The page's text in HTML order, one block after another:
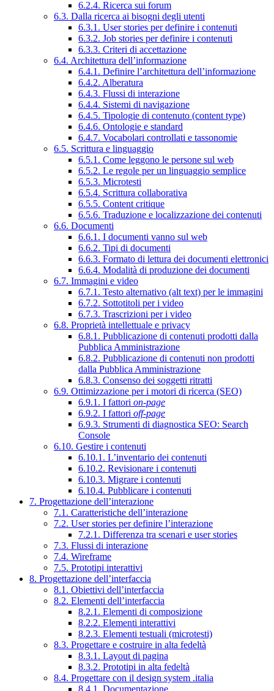
6.2.4. Ricerca sui forum
6.3. Dalla ricerca ai bisogni degli utenti
6.3.1. User stories per definire i contenuti
6.3.2. Job stories per definire i contenuti
6.3.3. Criteri di accettazione
6.4. Architettura dell’informazione
6.4.1. Definire l’architettura dell’informazione
6.4.2. Alberatura
6.4.3. Flussi di interazione
6.4.4. Sistemi di navigazione
6.4.5. Tipologie di contenuto (content type)
6.4.6. Ontologie e standard
6.4.7. Vocabolari controllati e tassonomie
6.5. Scrittura e linguaggio
6.5.1. Come leggono le persone sul web
6.5.2. Le regole per un linguaggio semplice
6.5.3. Microtesti
6.5.4. Scrittura collaborativa
6.5.5. Content critique
6.5.6. Traduzione e localizzazione dei contenuti
6.6. Documenti
6.6.1. I documenti vanno sul web
6.6.2. Tipi di documenti
6.6.3. Formato di lettura dei documenti elettronici
6.6.4. Modalità di produzione dei documenti
6.7. Immagini e video
6.7.1. Testo alternativo (alt text) per le immagini
6.7.2. Sottotitoli per i video
6.7.3. Trascrizioni per i video
6.8. Proprietà intellettuale e privacy
6.8.1. Pubblicazione di contenuti prodotti dalla
Pubblica Amministrazione
6.8.2. Pubblicazione di contenuti non prodotti
dalla Pubblica Amministrazione
6.8.3. Consenso dei soggetti ritratti
6.9. Ottimizzazione per i motori di ricerca (SEO)
6.9.1. I fattori on-page
6.9.2. I fattori off-page
6.9.3. Strumenti di diagnostica SEO: Search
Console
6.10. Gestire i contenuti
6.10.1. L’inventario dei contenuti
6.10.2. Revisionare i contenuti
6.10.3. Migrare i contenuti
6.10.4. Pubblicare i contenuti
7. Progettazione dell’interazione
7.1. Caratteristiche dell’interazione
7.2. User stories per definire l’interazione
7.2.1. Differenza tra scenari e user stories
7.3. Flussi di interazione
7.4. Wireframe
7.5. Prototipi interattivi
8. Progettazione dell’interfaccia
8.1. Obiettivi dell’interfaccia
8.2. Elementi dell’interfaccia
8.2.1. Elementi di composizione
8.2.2. Elementi interattivi
8.2.3. Elementi testuali (microtesti)
8.3. Progettare e costruire in alta fedeltà
8.3.1. Layout di pagina
8.3.2. Prototipi in alta fedeltà
8.4. Progettare con il design system .italia
8.4.1. Documentazione